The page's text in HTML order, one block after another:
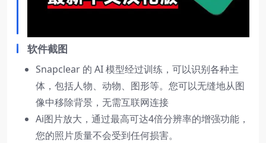
软件截图
Snapclear 的 AI 模型经过训练，可以识别各种主
体，包括人物、动物、图形等。您可以无缝地从图
像中移除背景，无需互联网连接
Ai图片放大，通过最高可达4倍分辨率的增强功能，
您的照片质量不会受到任何损害。